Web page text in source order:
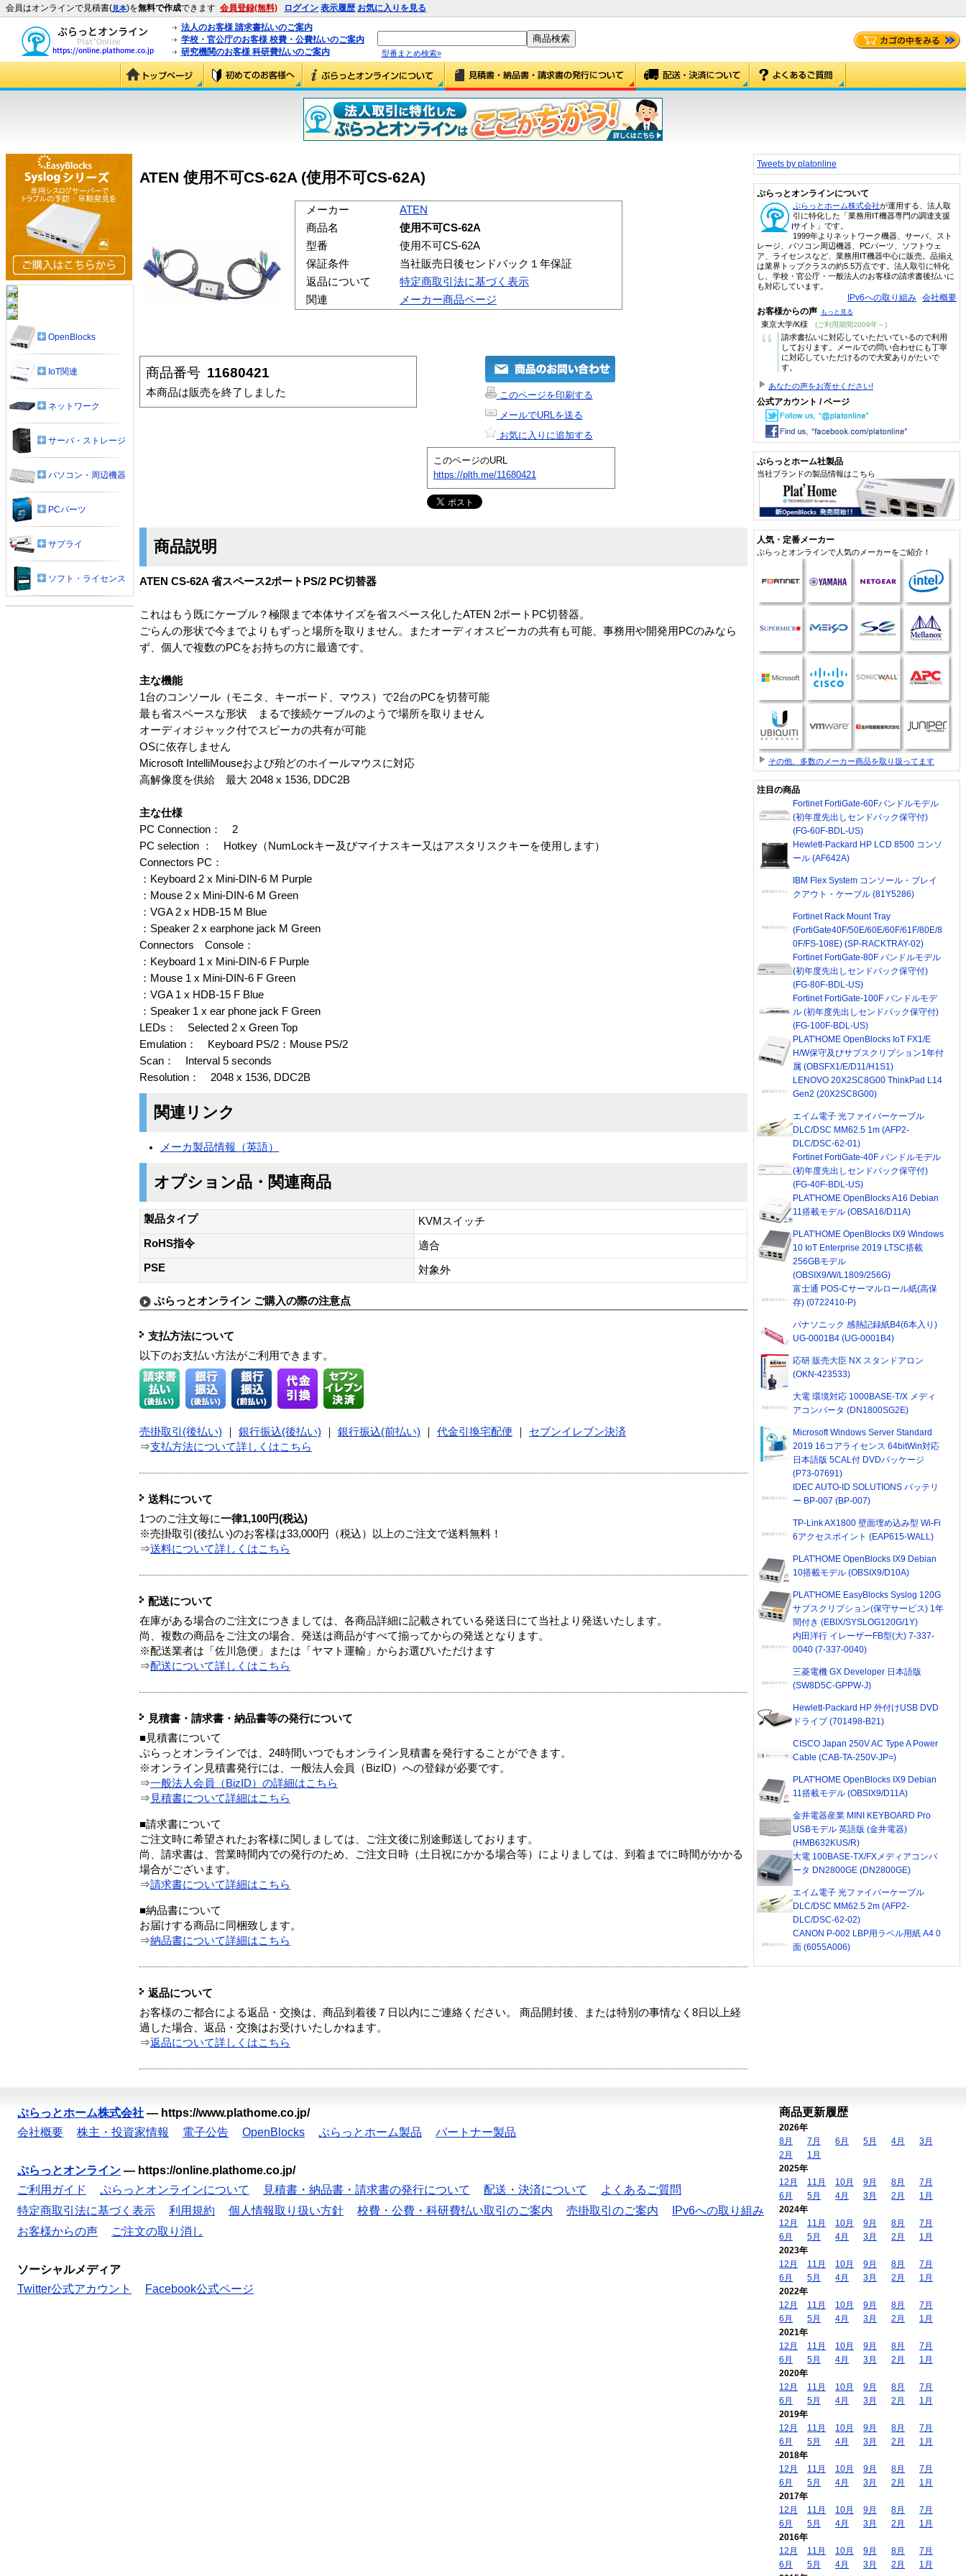
会員はオンラインで見積書(見本)を無料で作成できます 会員登録(無料) ログイン 表示履歴 お気に入りを見る
法人のお客様 請求書払いのご案内
学校・官公庁のお客様 校費・公費払いのご案内
研究機関のお客様 科研費払いのご案内
型番まとめ検索»
ATEN 使用不可CS-62A (使用不可CS-62A)
メーカー
ATEN
商品名
使用不可CS-62A
型番
使用不可CS-62A
保証条件
当社販売日後センドバック１年保証
返品について
特定商取引法に基づく表示
関連
メーカー商品ページ
商品番号 11680421
本商品は販売を終了しました
このページを印刷する
メールでURLを送る
お気に入りに追加する
このページのURL
https://plth.me/11680421
商品説明
ATEN CS-62A 省スペース2ポートPS/2 PC切替器
これはもう既にケーブル？極限まで本体サイズを省スペース化したATEN 2ポートPC切替器。
ごらんの形状で今までよりもずっと場所を取りません。またオーディオスピーカの共有も可能、事務用や開発用PCのみなら
ず、個人で複数のPCをお持ちの方に最適です。
主な機能
1台のコンソール（モニタ、キーボード、マウス）で2台のPCを切替可能
最も省スペースな形状 まるで接続ケーブルのようで場所を取りません
オーディオジャック付でスピーカの共有が可能
OSに依存しません
Microsoft IntelliMouseおよび殆どのホイールマウスに対応
高解像度を供給 最大 2048 x 1536, DDC2B
主な仕様
PC Connection： 2
PC selection ： Hotkey（NumLockキー及びマイナスキー又はアスタリスクキーを使用します）
Connectors PC：
：Keyboard 2 x Mini-DIN-6 M Purple
：Mouse 2 x Mini-DIN-6 M Green
：VGA 2 x HDB-15 M Blue
：Speaker 2 x earphone jack M Green
Connectors Console：
：Keyboard 1 x Mini-DIN-6 F Purple
：Mouse 1 x Mini-DIN-6 F Green
：VGA 1 x HDB-15 F Blue
：Speaker 1 x ear phone jack F Green
LEDs： Selected 2 x Green Top
Emulation： Keyboard PS/2：Mouse PS/2
Scan： Interval 5 seconds
Resolution： 2048 x 1536, DDC2B
関連リンク
メーカ製品情報（英語）
オプション品・関連商品
製品タイプ
KVMスイッチ
RoHS指令
適合
PSE
対象外
ぷらっとオンライン ご購入の際の注意点
支払方法について
以下のお支払い方法がご利用できます。
売掛取引(後払い) 銀行振込(後払い) 銀行振込(前払い) 代金引換宅配便
セブンイレブン決済
⇒支払方法について詳しくはこちら
送料について
1つのご注文毎に一律1,100円(税込)
※売掛取引(後払い)のお客様は33,000円（税込）以上のご注文で送料無料！
⇒送料について詳しくはこちら
配送について
在庫がある場合のご注文につきましては、各商品詳細に記載されている発送日にて当社より発送いたします。
尚、複数の商品をご注文の場合、発送は商品がすべて揃ってからの発送となります。
※配送業者は「佐川急便」または「ヤマト運輸」からお選びいただけます
⇒配送について詳しくはこちら
見積書・請求書・納品書等の発行について
■見積書について
ぷらっとオンラインでは、24時間いつでもオンライン見積書を発行することができます。
※オンライン見積書発行には、一般法人会員（BizID）への登録が必要です。
⇒一般法人会員（BizID）の詳細はこちら
⇒ 見積書について詳細はこちら
■請求書について
ご注文時に希望されたお客様に関しましては、ご注文後に別途郵送しております。
尚、請求書は、営業時間内での発行のため、ご注文日時（土日祝にかかる場合等）によりましては、到着までに時間がかかる
場合がございます。
⇒請求書について詳細はこちら
■納品書について
お届けする商品に同梱致します。
⇒納品書について詳細はこちら
返品について
お客様のご都合による返品・交換は、商品到着後７日以内にご連絡ください。 商品開封後、または特別の事情なく8日以上経
過した場合、返品・交換はお受けいたしかねます。
⇒返品について詳しくはこちら
OpenBlocks
IoT関連
ネットワーク
サーバ・ストレージ
パソコン・周辺機器
PCパーツ
サプライ
ソフト・ライセンス
Tweets by platonline
ぷらっとオンラインについて
ぷらっとホーム株式会社が運用する、法人取
引に特化した「業務用IT機器専門の調達支援
サイト」です。
1999年よりネットワーク機器、サーバ、スト
レージ、パソコン周辺機器、PCパーツ、ソフトウェ
ア、ライセンスなど、業務用IT機器中心に販売。品揃え
は業界トップクラスの約5.5万点です。法人取引に特化
し、学校・官公庁・一般法人のお客様の請求書後払いに
も対応しています。
IPv6への取り組み 会社概要
お客様からの声 もっと見る
東京大学/K様 (ご利用期間2009年～)
“
請求書払いに対応していただいているので利用
しております。メールでの問い合わせにも丁寧
に対応していただけるので大変ありがたいで
す。
あなたの声をお寄せください!
公式アカウント / ページ
ぷらっとホーム社製品
当社ブランドの製品情報はこちら
人気・定番メーカー
ぷらっとオンラインで人気のメーカーをご紹介！
その他、多数のメーカー商品を取り扱ってます
注目の商品
Fortinet FortiGate-60Fバンドルモデル
(初年度先出しセンドバック保守付)
(FG-60F-BDL-US)
Hewlett-Packard HP LCD 8500 コンソ
ール (AF642A)
IBM Flex System コンソール・ブレイ
クアウト・ケーブル (81Y5286)
Fortinet Rack Mount Tray
(FortiGate40F/50E/60E/60F/61F/80E/8
0F/FS-108E) (SP-RACKTRAY-02)
Fortinet FortiGate-80F バンドルモデル
(初年度先出しセンドバック保守付)
(FG-80F-BDL-US)
Fortinet FortiGate-100F バンドルモデ
ル (初年度先出しセンドバック保守付)
(FG-100F-BDL-US)
PLAT'HOME OpenBlocks IoT FX1/E
H/W保守及びサブスクリプション1年付
属 (OBSFX1/E/D11/H1S1)
LENOVO 20X2SC8G00 ThinkPad L14
Gen2 (20X2SC8G00)
エイム電子 光ファイバーケーブル
DLC/DSC MM62.5 1m (AFP2-
DLC/DSC-62-01)
Fortinet FortiGate-40F バンドルモデル
(初年度先出しセンドバック保守付)
(FG-40F-BDL-US)
PLAT'HOME OpenBlocks A16 Debian
11搭載モデル (OBSA16/D11A)
PLAT'HOME OpenBlocks IX9 Windows
10 IoT Enterprise 2019 LTSC搭載
256GBモデル
(OBSIX9/W/L1809/256G)
富士通 POS-Cサーマルロール紙(高保
存) (0722410-P)
パナソニック 感熱記録紙B4(6本入り)
UG-0001B4 (UG-0001B4)
応研 販売大臣 NX スタンドアロン
(OKN-423533)
大電 環境対応 1000BASE-T/X メディ
アコンバータ (DN1800SG2E)
Microsoft Windows Server Standard
2019 16コアライセンス 64bitWin対応
日本語版 5CAL付 DVDパッケージ
(P73-07691)
IDEC AUTO-ID SOLUTIONS バッテリ
ー BP-007 (BP-007)
TP-Link AX1800 壁面埋め込み型 Wi-Fi
6アクセスポイント (EAP615-WALL)
PLAT'HOME OpenBlocks IX9 Debian
10搭載モデル (OBSIX9/D10A)
PLAT'HOME EasyBlocks Syslog 120G
サブスクリプション(保守サービス) 1年
間付き (EBIX/SYSLOG120G/1Y)
内田洋行 イレーザーFB型(大) 7-337-
0040 (7-337-0040)
三菱電機 GX Developer 日本語版
(SW8D5C-GPPW-J)
Hewlett-Packard HP 外付けUSB DVD
ドライブ (701498-B21)
CISCO Japan 250V AC Type A Power
Cable (CAB-TA-250V-JP=)
PLAT'HOME OpenBlocks IX9 Debian
11搭載モデル (OBSIX9/D11A)
金井電器産業 MINI KEYBOARD Pro
USBモデル 英語版 (金井電器)
(HMB632KUS/R)
大電 100BASE-TX/FXメディアコンバ
ータ DN2800GE (DN2800GE)
エイム電子 光ファイバーケーブル
DLC/DSC MM62.5 2m (AFP2-
DLC/DSC-62-02)
CANON P-002 LBP用ラベル用紙 A4 0
面 (6055A006)
ぷらっとホーム株式会社 — https://www.plathome.co.jp/
会社概要
株主・投資家情報 電子公告 OpenBlocks ぷらっとホーム製品 パートナー製品
ぷらっとオンライン — https://online.plathome.co.jp/
ご利用ガイド
ぷらっとオンラインについて 見積書・納品書・請求書の発行について 配送・決済について
よくあるご質問
特定商取引法に基づく表示
利用規約 個人情報取り扱い方針 校費・公費・科研費払い取引のご案内 売掛取引のご案内
IPv6への取り組み
お客様からの声
ご注文の取り消し
ソーシャルメディア
Twitter公式アカウント
Facebook公式ページ
商品更新履歴
2026年
8月
7月 6月 5月 4月
3月
2月
1月
2025年
12月
11月 10月 9月 8月
7月
6月
5月 4月 3月 2月
1月
2024年
12月
11月 10月 9月 8月
7月
6月
5月 4月 3月 2月
1月
2023年
12月
11月 10月 9月 8月
7月
6月
5月 4月 3月 2月
1月
2022年
12月
11月 10月 9月 8月
7月
6月
5月 4月 3月 2月
1月
2021年
12月
11月 10月 9月 8月
7月
6月
5月 4月 3月 2月
1月
2020年
12月
11月 10月 9月 8月
7月
6月
5月 4月 3月 2月
1月
2019年
12月
11月 10月 9月 8月
7月
6月
5月 4月 3月 2月
1月
2018年
12月
11月 10月 9月 8月
7月
6月
5月 4月 3月 2月
1月
2017年
12月
11月 10月 9月 8月
7月
6月
5月 4月 3月 2月
1月
2016年
12月
11月 10月 9月 8月
7月
6月
5月 4月 3月 2月
1月